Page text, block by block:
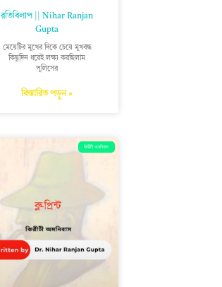
রতিবিলাপ || Nihar Ranjan
Gupta
মেয়েটির মুখের দিকে চেয়ে মুখবন্ধ
কিছুদিন ধরেই লক্ষ্য করছিলাম
পুলিসের
বিস্তারিত পড়ুন »
কিরীটী অমনিবাস